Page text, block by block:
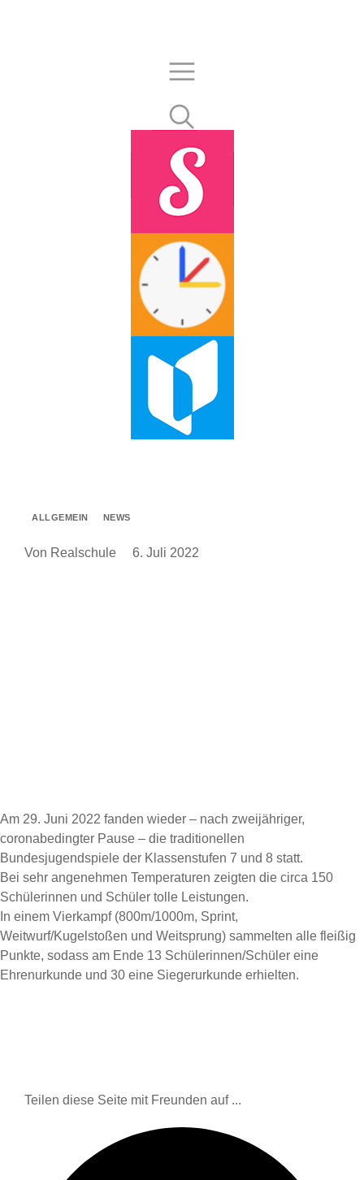
ALLGEMEIN NEWS
Von Realschule 6. Juli 2022
Am 29. Juni 2022 fanden wieder – nach zweijähriger,
coronabedingter Pause – die traditionellen
Bundesjugendspiele der Klassenstufen 7 und 8 statt.
Bei sehr angenehmen Temperaturen zeigten die circa 150
Schülerinnen und Schüler tolle Leistungen.
In einem Vierkampf (800m/1000m, Sprint,
Weitwurf/Kugelstoßen und Weitsprung) sammelten alle fleißig
Punkte, sodass am Ende 13 Schülerinnen/Schüler eine
Ehrenurkunde und 30 eine Siegerurkunde erhielten.
Teilen diese Seite mit Freunden auf ...